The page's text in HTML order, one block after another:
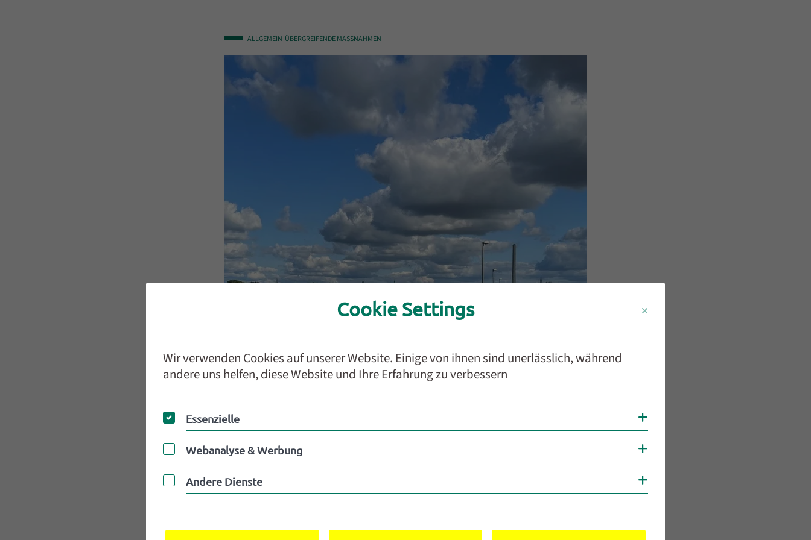
ALLGEMEIN ÜBERGREIFENDE MASSNAHMEN
Cookie Settings
Wir verwenden Cookies auf unserer Website. Einige von ihnen sind unerlässlich, während
andere uns helfen, diese Website und Ihre Erfahrung zu verbessern
Essenzielle
Essenzielle
Webanalyse & Werbung
Webanalyse & Werbung
Andere Dienste
Andere Dienste